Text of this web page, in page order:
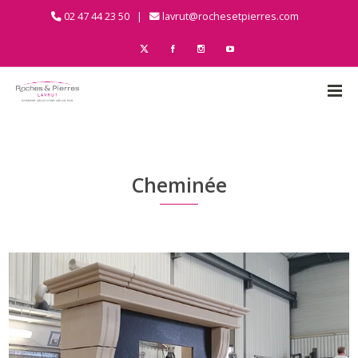
02 47 44 23 50 | lavrut@rochesetpierres.com
Cheminée